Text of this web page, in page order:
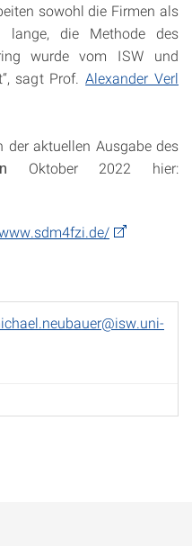
sowohl die Firmen als
die Methode des
wurde vom ISW und
sagt Prof.Alexander Verl
der aktuellen Ausgabe des
Oktober 2022 hier: